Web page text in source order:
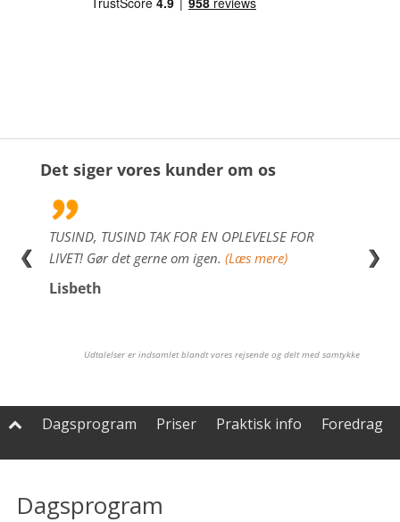
Det siger vores kunder om os
TUSIND, TUSIND TAK FOR EN OPLEVELSE FOR
LIVET! Gør det gerne om igen. (Læs mere)
Lisbeth
for
❮ ❯
Udtalelser er indsamlet blandt vores rejsende og delt med samtykke
 Dagsprogram Priser Praktisk info Foredrag
Dagsprogram